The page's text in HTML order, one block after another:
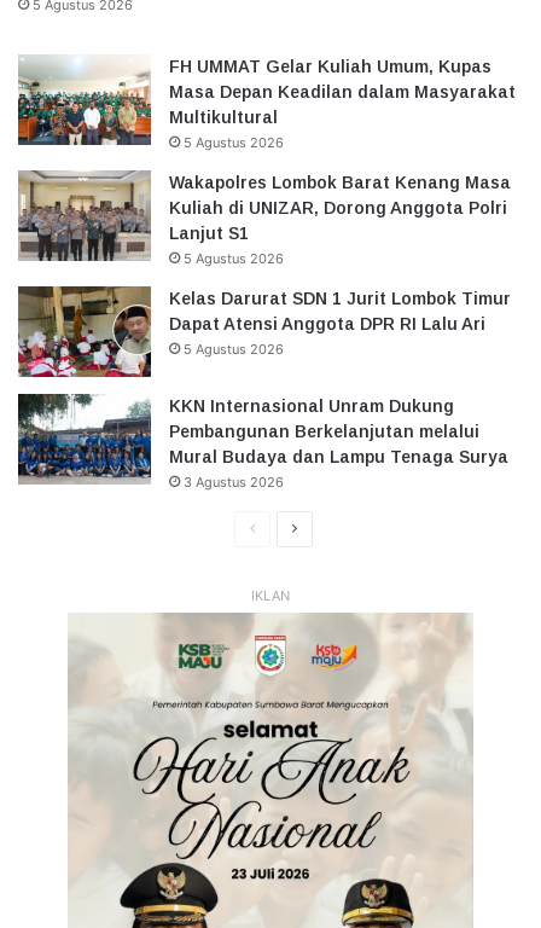
5 Agustus 2026
FH UMMAT Gelar Kuliah Umum, Kupas
Masa Depan Keadilan dalam Masyarakat
Multikultural
5 Agustus 2026
Wakapolres Lombok Barat Kenang Masa
Kuliah di UNIZAR, Dorong Anggota Polri
Lanjut S1
5 Agustus 2026
Kelas Darurat SDN 1 Jurit Lombok Timur
Dapat Atensi Anggota DPR RI Lalu Ari
5 Agustus 2026
KKN Internasional Unram Dukung
Pembangunan Berkelanjutan melalui
Mural Budaya dan Lampu Tenaga Surya
3 Agustus 2026
HalamanHalaman
IKLAN